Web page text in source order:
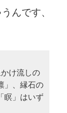
んです、
け流しの
」、縁石の
瞑」はいず